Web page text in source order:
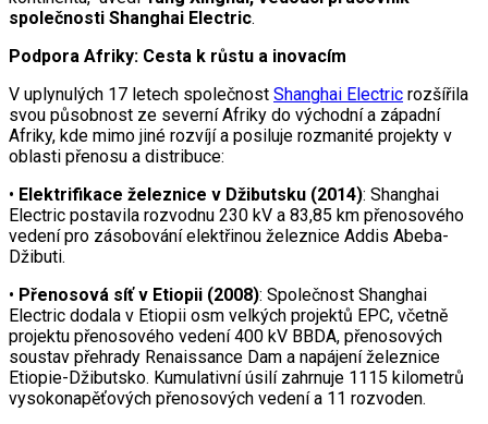
společnosti Shanghai Electric.
Podpora Afriky: Cesta k růstu a inovacím
V uplynulých 17 letech společnost Shanghai Electric rozšířila
svou působnost ze severní Afriky do východní a západní
Afriky, kde mimo jiné rozvíjí a posiluje rozmanité projekty v
oblasti přenosu a distribuce:
• Elektrifikace železnice v Džibutsku (2014): Shanghai
Electric postavila rozvodnu 230 kV a 83,85 km přenosového
vedení pro zásobování elektřinou železnice Addis Abeba-
Džibuti.
• Přenosová síť v Etiopii (2008): Společnost Shanghai
Electric dodala v Etiopii osm velkých projektů EPC, včetně
projektu přenosového vedení 400 kV BBDA, přenosových
soustav přehrady Renaissance Dam a napájení železnice
Etiopie-Džibutsko. Kumulativní úsilí zahrnuje 1115 kilometrů
vysokonapěťových přenosových vedení a 11 rozvoden.